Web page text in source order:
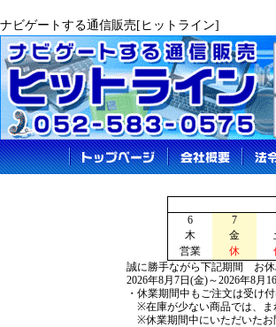
ナビゲートする通信販売[ヒットライン]
6 7
木
金
営業
休
誠に勝手ながら下記期間 お休
2026年8月7日(金)～2026年8月
・休業期間中もご注文は受け
※在庫が少ない商品では、ま
※休業期間中にいただいたお